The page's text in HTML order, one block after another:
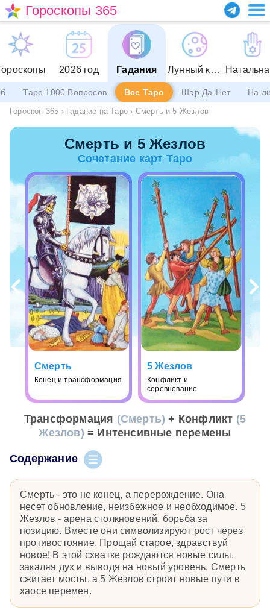
Гороскопы 365
2026 год Гадания Лунный календарь
Таро 1000 Вопросов Все Таро Шар Да-Нет На
Гороскоп 365 › Гадание на Таро › Смерть и 5 Жезлов
Смерть и 5 Жезлов
Сочетание карт Таро
Смерть
Конец и трансформация
5 Жезлов
Конфликт и
соревнование
Трансформация (Смерть) + Конфликт (5
Жезлов) = Интенсивные перемены
Содержание
Смерть - это не конец, а перерождение. Она
несет обновление, неизбежное и необходимое. 5
Жезлов - арена столкновений, борьба за
позицию. Вместе они символизируют рост через
противостояние. Прощай старое, здравствуй
новое! В этой схватке рождаются новые силы,
закаляя дух и выводя на новый уровень. Смерть
сжигает мосты, а 5 Жезлов строит новые пути в
хаосе перемен.